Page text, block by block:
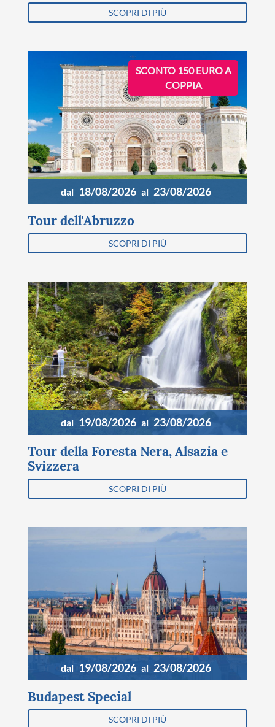
SCOPRI DI PIÙ
SCONTO 150 EURO A
COPPIA
dal 18/08/2026 al 23/08/2026
Tour dell'Abruzzo
SCOPRI DI PIÙ
dal 19/08/2026 al 23/08/2026
Tour della Foresta Nera, Alsazia e
Svizzera
SCOPRI DI PIÙ
dal 19/08/2026 al 23/08/2026
Budapest Special
SCOPRI DI PIÙ